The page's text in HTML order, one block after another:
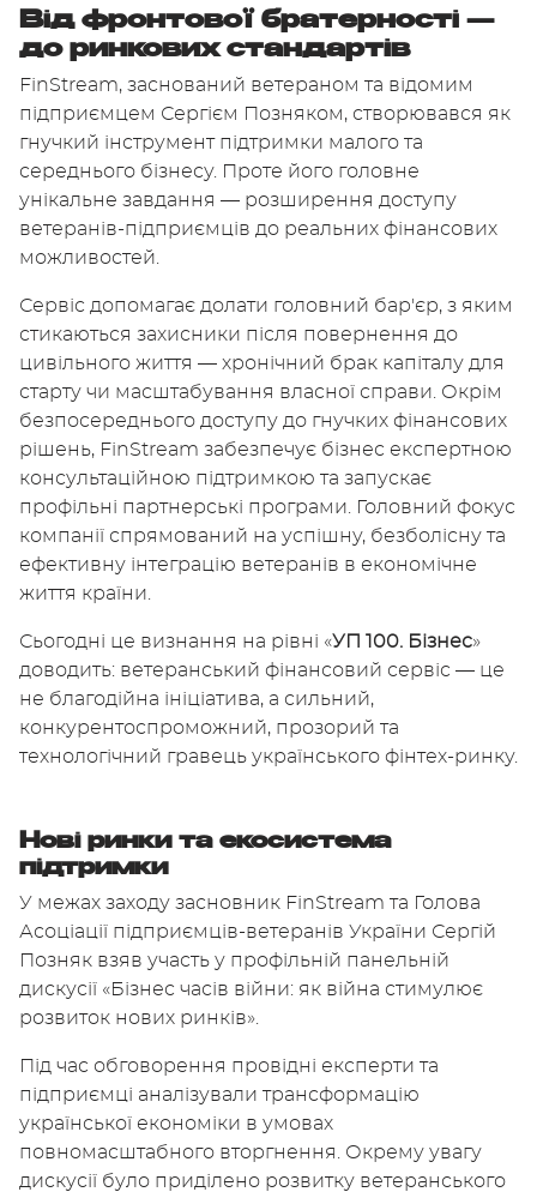
Від фронтової братерності —
до ринкових стандартів
FinStream, заснований ветераном та відомим
підприємцем Сергієм Позняком, створювався як
гнучкий інструмент підтримки малого та
середнього бізнесу. Проте його головне
унікальне завдання — розширення доступу
ветеранів-підприємців до реальних фінансових
можливостей.
Сервіс допомагає долати головний бар'єр, з яким
стикаються захисники після повернення до
цивільного життя — хронічний брак капіталу для
старту чи масштабування власної справи. Окрім
безпосереднього доступу до гнучких фінансових
рішень, FinStream забезпечує бізнес експертною
консультаційною підтримкою та запускає
профільні партнерські програми. Головний фокус
компанії спрямований на успішну, безболісну та
ефективну інтеграцію ветеранів в економічне
життя країни.
Сьогодні це визнання на рівні «УП 100. Бізнес»
доводить: ветеранський фінансовий сервіс — це
не благодійна ініціатива, а сильний,
конкурентоспроможний, прозорий та
технологічний гравець українського фінтех-ринку.
Нові ринки та екосистема
підтримки
У межах заходу засновник FinStream та Голова
Асоціації підприємців-ветеранів України Сергій
Позняк взяв участь у профільній панельній
дискусії «Бізнес часів війни: як війна стимулює
розвиток нових ринків».
Під час обговорення провідні експерти та
підприємці аналізували трансформацію
української економіки в умовах
повномасштабного вторгнення. Окрему увагу
дискусії було приділено розвитку ветеранського